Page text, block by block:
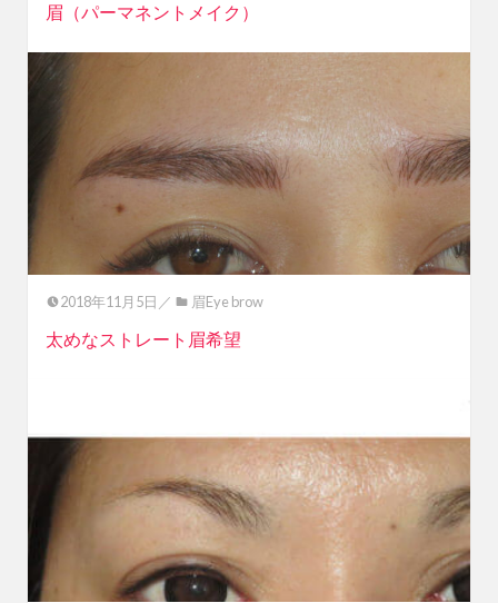
眉（パーマネントメイク）
2018年11月5日／ 眉Eye brow
太めなストレート眉希望